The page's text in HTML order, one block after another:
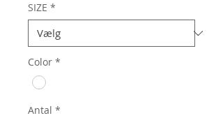
SIZE *
Color *
Antal *